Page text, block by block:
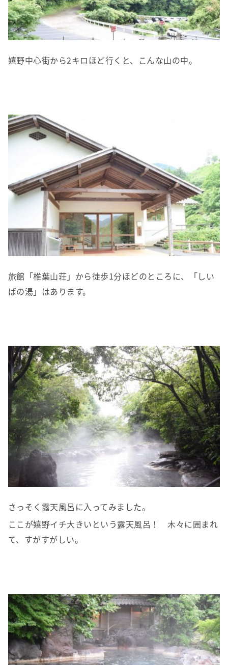
嬉野中心街から2キロほど行くと、こんな山の中。
旅館「椎葉山荘」から徒歩1分ほどのところに、「しい
ばの湯」はあります。
さっそく露天風呂に入ってみました。
ここが嬉野イチ大きいという露天風呂！ 木々に囲まれ
て、すがすがしい。